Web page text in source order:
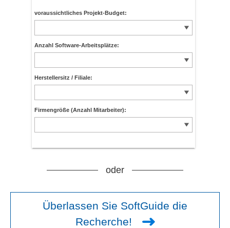
voraussichtliches Projekt-Budget:
Anzahl Software-Arbeitsplätze:
Herstellersitz / Filiale:
Firmengröße (Anzahl Mitarbeiter):
oder
Überlassen Sie SoftGuide die
Recherche!